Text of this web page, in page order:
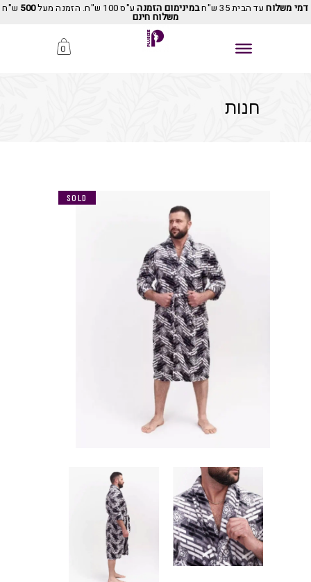
דמי משלוחעד הבית 35 ש"ח במינימום הזמנהע"ס 100 ש"ח. הזמנה מעל 500 ש"ח
משלוח חינם
0
חנות
SOLD